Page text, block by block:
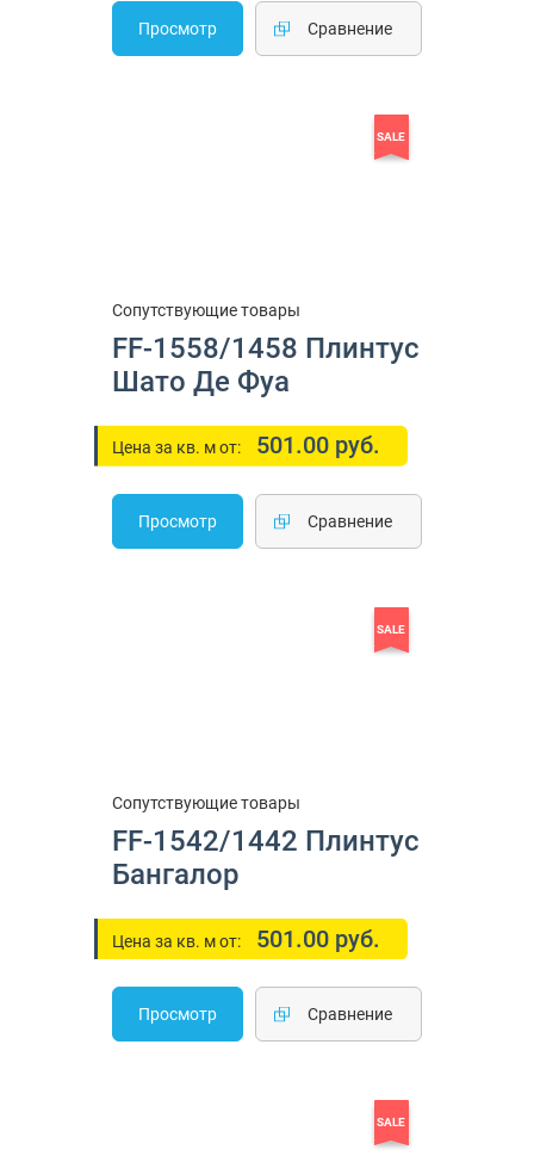
Просмотр Cравнение
SALE
Сопутствующие товары
FF-1558/1458 Плинтус
Шато Де Фуа
Цена за кв. м от: 501.00 руб.
Просмотр Cравнение
SALE
Сопутствующие товары
FF-1542/1442 Плинтус
Бангалор
Цена за кв. м от: 501.00 руб.
Просмотр Cравнение
SALE